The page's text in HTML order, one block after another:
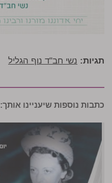
תגיות: נשי חב"ד נוף הגליל
כתבות נוספות שיעניינו אותך: